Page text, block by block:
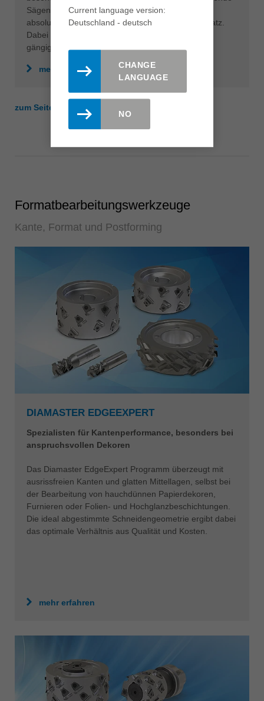
Sägentechnologie realisiert. Das Kreissägeblatt ist
absolut leise, sowohl im Leerlauf als auch im Einsatz.
Dabei werden perfekte Schnittergebnisse in allen
gängigen Plattenmaterialien erzielt.
mehr erfahren
zum Seitenanfang
Formatbearbeitungswerkzeuge
Kante, Format und Postforming
DIAMASTER EDGEEXPERT
Spezialisten für Kantenperformance, besonders bei
anspruchsvollen Dekoren
Das Diamaster EdgeExpert Programm überzeugt mit
ausrissfreien Kanten und glatten Mittellagen, selbst bei
der Bearbeitung von hauchdünnen Papierdekoren,
Furnieren oder Folien- und Hochglanzbeschichtungen.
Die ideal abgestimmte Schneidengeometrie ergibt dabei
das optimale Verhältnis aus Qualität und Kosten.
mehr erfahren
Current language version:
Deutschland - deutsch
CHANGE
LANGUAGE
NO